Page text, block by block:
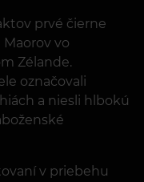
prvé čierne
vo
Zélande.
označovali
a niesli hlbokú
v priebehu